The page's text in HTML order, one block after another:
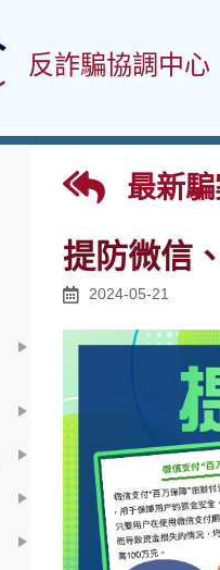
反詐騙協調中心
最新
提防微信
2024-05-21